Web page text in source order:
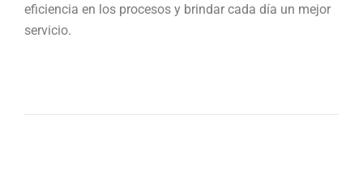
eficiencia en los procesos y brindar cada día un mejor
servicio.